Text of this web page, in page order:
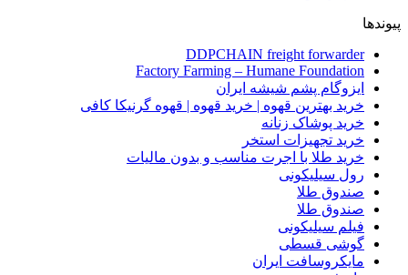
پیوندها
DDPCHAIN freight forwarder
Factory Farming – Humane Foundation
ایزوگام پشم شیشه ایران
خرید بهترین قهوه | خرید قهوه | قهوه گرنیکا کافی
خرید پوشاک زنانه
خرید تجهیزات استخر
خرید طلا با اجرت مناسب و بدون مالیات
رول سیلیکونی
صندوق طلا
صندوق طلا
فیلم سیلیکونی
گوشی قسطی
مایکروسافت ایران